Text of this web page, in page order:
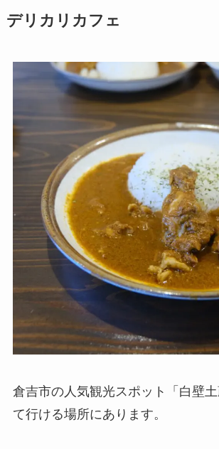
デリカリカフェ
倉吉市の人気観光スポット「白壁
て行ける場所にあります。